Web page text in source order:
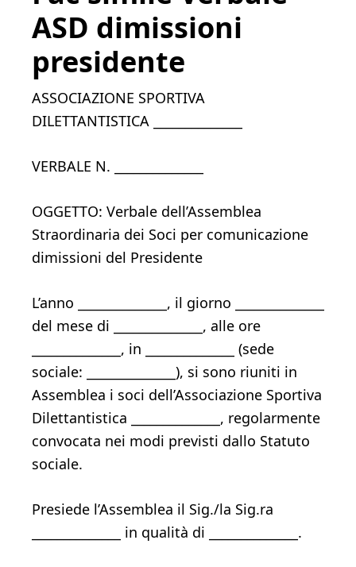
ASD dimissioni
presidente​​
ASSOCIAZIONE SPORTIVA
DILETTANTISTICA ______________
VERBALE N. ______________
OGGETTO: Verbale dell’Assemblea
Straordinaria dei Soci per comunicazione
dimissioni del Presidente
L’anno ______________, il giorno ______________
del mese di ______________, alle ore
______________, in ______________ (sede
sociale: ______________), si sono riuniti in
Assemblea i soci dell’Associazione Sportiva
Dilettantistica ______________, regolarmente
convocata nei modi previsti dallo Statuto
sociale.
Presiede l’Assemblea il Sig./la Sig.ra
______________ in qualità di ______________.